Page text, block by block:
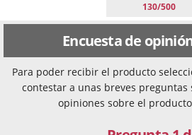
130/500
Encuesta de
Para poder recibir el producto
contestar a unas breves
opiniones sobre el